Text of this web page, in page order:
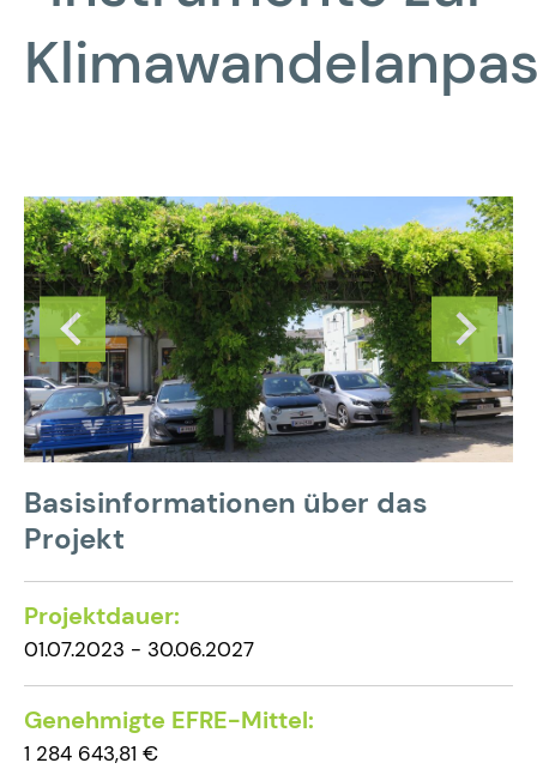
Basisinformationen über das
Projekt
Projektdauer:
01.07.2023 - 30.06.2027
Genehmigte EFRE-Mittel:
1 284 643,81 €